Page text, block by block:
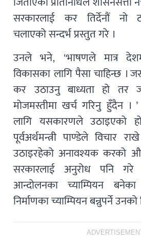
सरकारलाई कर तिर्देनौं नो
चलाएको सन्दर्भ प्रस्तुत गरे ।
उनले भने, ‘भाषणले मात्र
विकासका लागि पैसा चाहिन्छ ।
कर उठाउनु बाध्यता हो तर
मोजमस्तीमा खर्च गरिनु हुँदैन ।
लागि यसकारणले उठाइएको हो
पूर्वअर्थमन्त्री पाण्डेले विचार
उठाइरहेको अनावश्यक करको
सरकारलाई अनुरोध पनि गरे
आन्दोलनका च्याम्पियन
निर्माणका च्याम्पियन बन्नुपर्ने उनको